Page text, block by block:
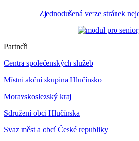
Zjednodušená verze stránek
Partneři
Centra společenských služeb
Místní akční skupina Hlučínsko
Moravskoslezský kraj
Sdružení obcí Hlučínska
Svaz měst a obcí České republiky